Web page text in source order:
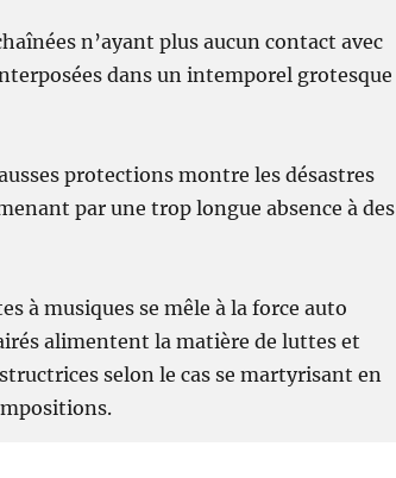
n’ayant plus aucun contact avec
dans un intemporel grotesque
protections montre les désastres
par une trop longue absence à des
à musiques se mêle à la force auto
alimentent la matière de luttes et
selon le cas se martyrisant en